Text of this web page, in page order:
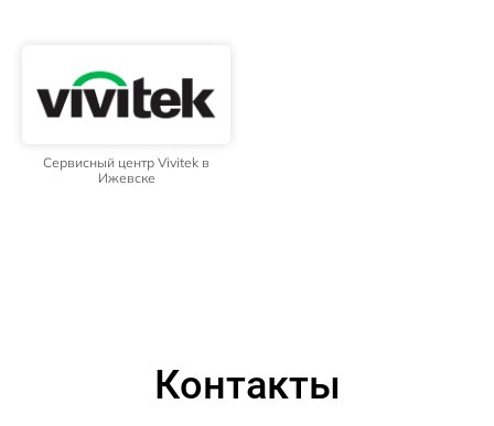
Сервисный центр Vivitek в
Ижевске
Контакты